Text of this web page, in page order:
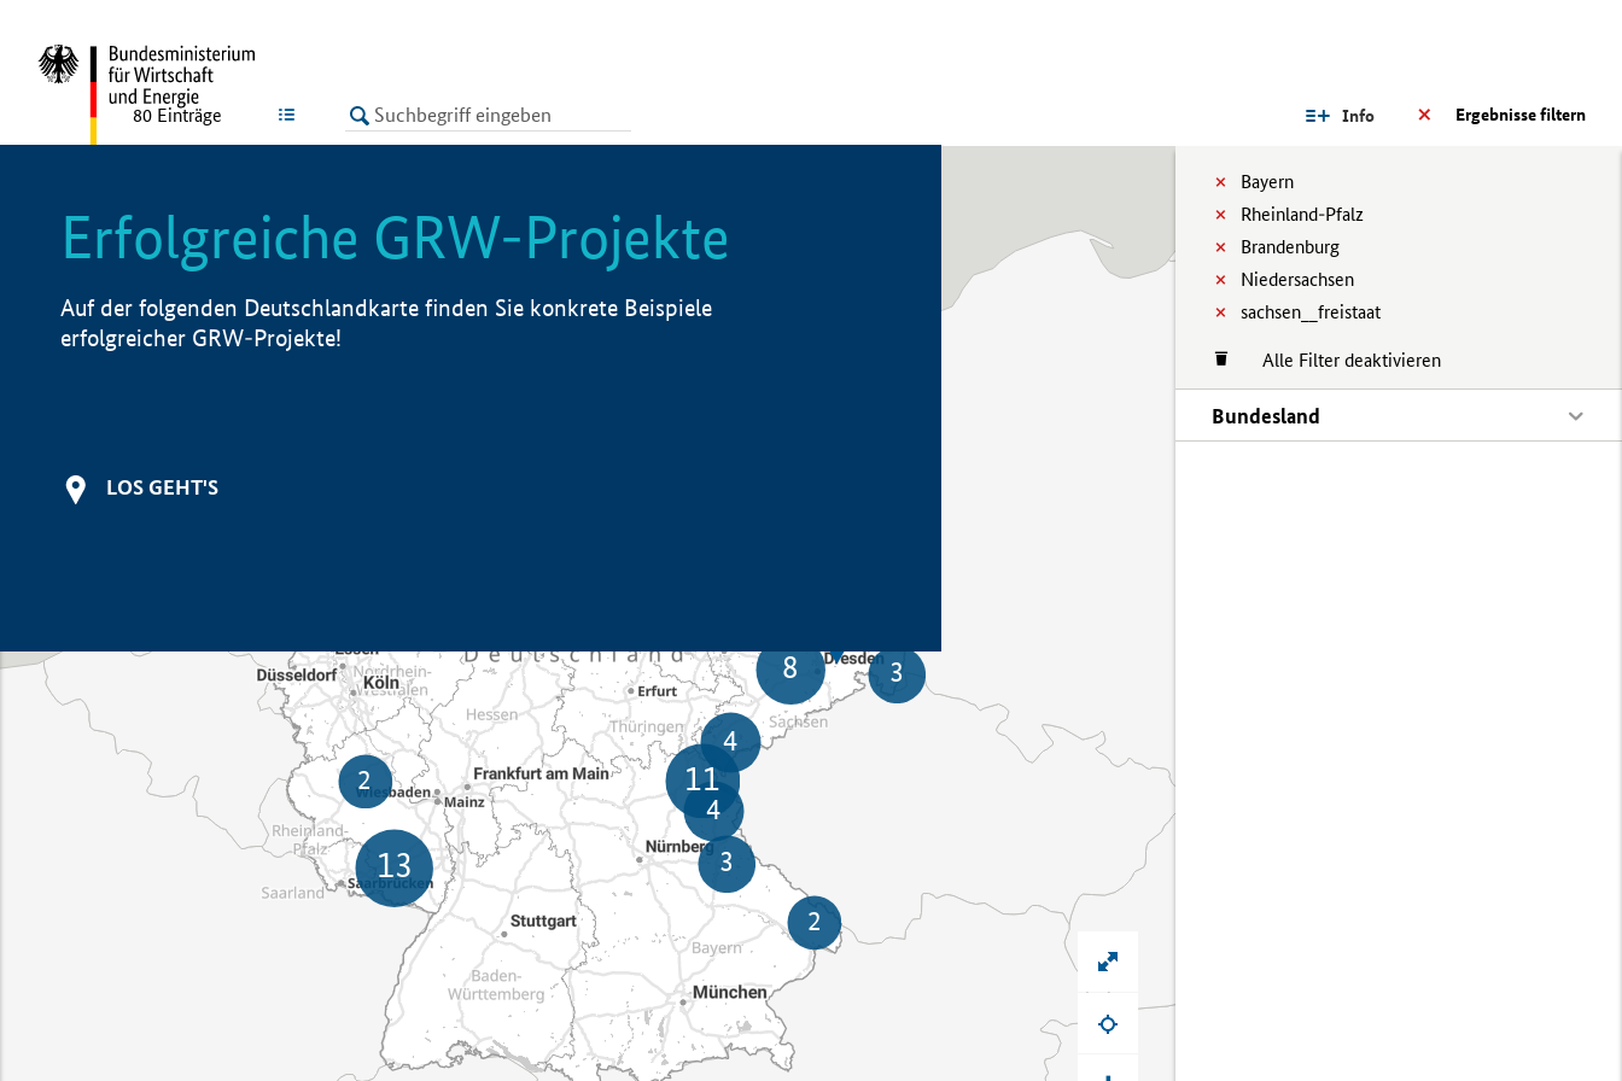
LISTE Ergebnisse filtern
Info
Bayern
Rheinland-Pfalz
Brandenburg
Niedersachsen
sachsen__freistaat
Alle Filter deaktivieren
Bundesland
80 Einträge
Erfolgreiche GRW-Projekte
Auf der folgenden Deutschlandkarte finden Sie konkrete Beispiele
erfolgreicher GRW-Projekte!
LOS GEHT'S